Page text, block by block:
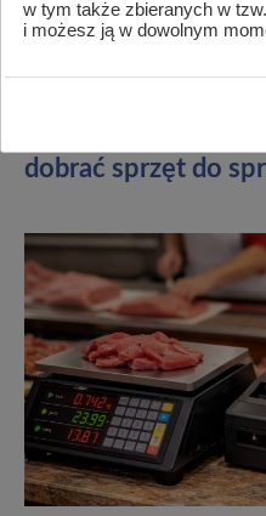
Wagi sklepowe i
dobrać sprzęt do
w tym także zbieranych w
i możesz ją w dowolnym